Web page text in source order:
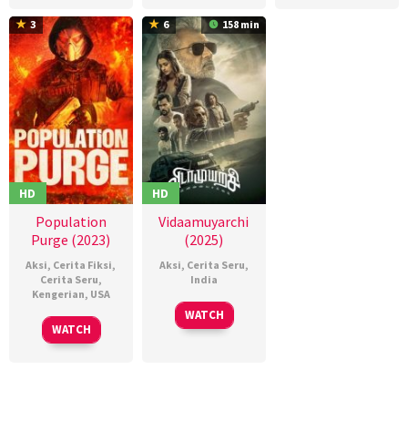
3
HD
Population
Purge (2023)
Aksi, Cerita Fiksi,
Cerita Seru,
Kengerian, USA
02
Dec
Brian
Johnson
WATCH
6 158 min
HD
Vidaamuyarchi
(2025)
Aksi, Cerita Seru,
India
06
Feb
Magizh
Thirumeni
WATCH